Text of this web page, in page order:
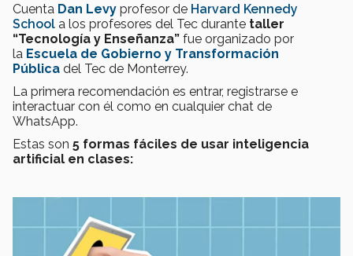
Cuenta Dan Levy profesor de Harvard Kennedy
School a los profesores del Tec durante taller
“Tecnología y Enseñanza” fue organizado por
la Escuela de Gobierno y Transformación
Pública del Tec de Monterrey.
La primera recomendación es entrar, registrarse e
interactuar con él como en cualquier chat de
WhatsApp.
Estas son 5 formas fáciles de usar inteligencia
artificial en clases: